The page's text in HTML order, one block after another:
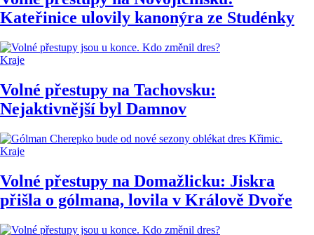
Kateřinice ulovily kanonýra ze Studénky
Kraje
Volné přestupy na Tachovsku:
Nejaktivnější byl Damnov
Kraje
Volné přestupy na Domažlicku: Jiskra
přišla o gólmana, lovila v Králově Dvoře